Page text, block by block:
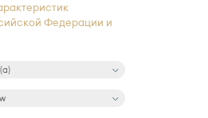
Федерации и